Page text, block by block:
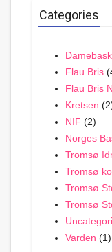
Categories
Flau Bris
Flau Bris
Kretsen
NIF (2)
Norges
Tromsø
Tromsø
Tromsø
Tromsø
Varden (1)